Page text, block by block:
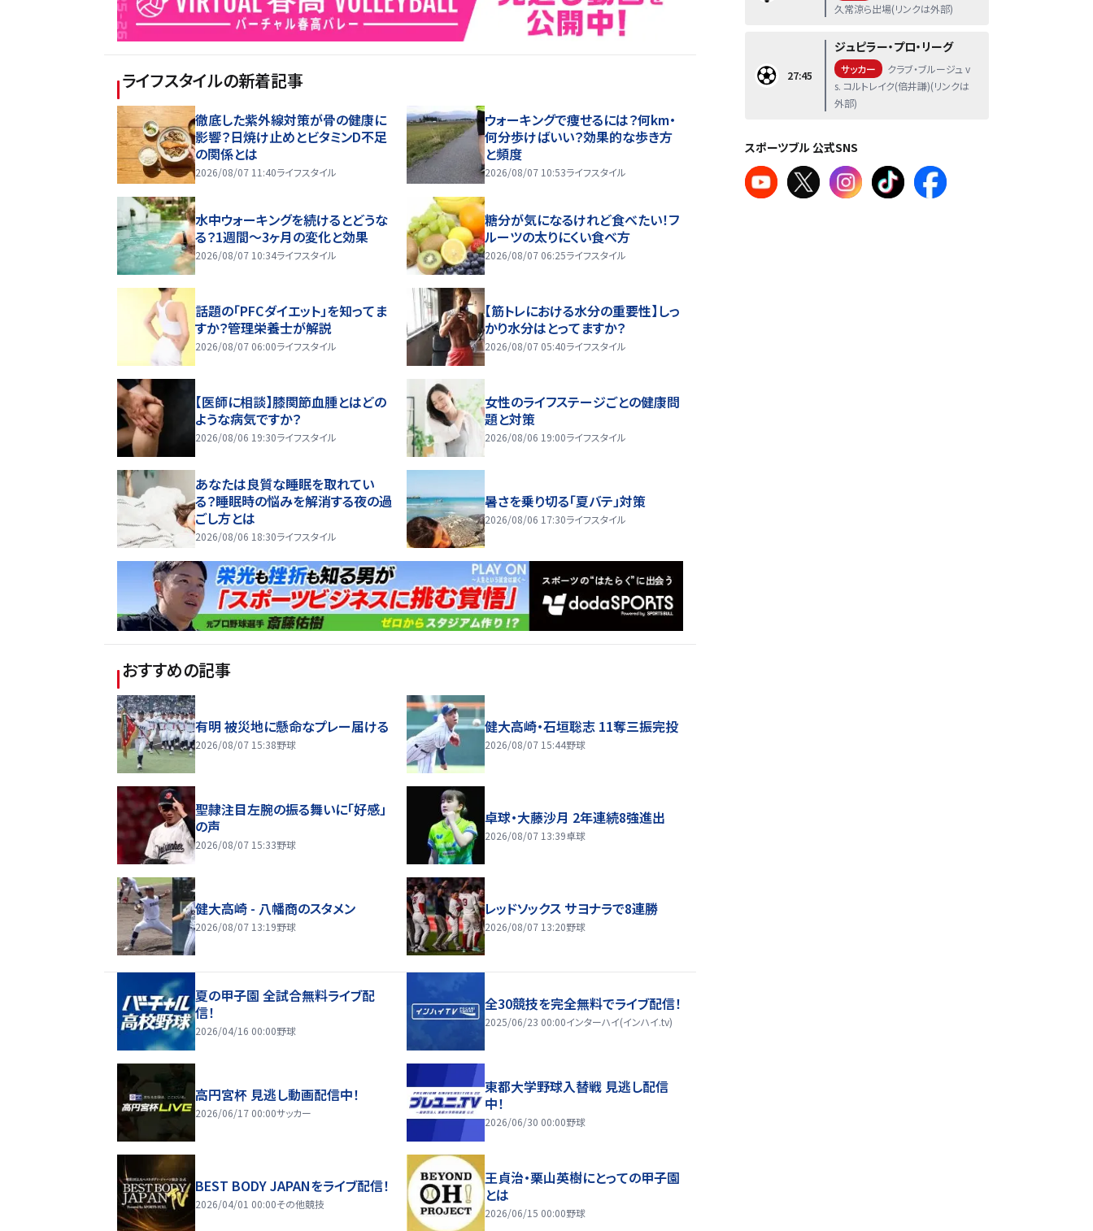
ライフスタイルの新着記事
徹底した紫外線対策が骨の健康に
影響？日焼け止めとビタミンD不足
の関係とは
2026/08/07 11:40ライフスタイル
ウォーキングで痩せるには？何km・
何分歩けばいい？効果的な歩き方
と頻度
2026/08/07 10:53ライフスタイル
水中ウォーキングを続けるとどうな
る？1週間～3ヶ月の変化と効果
2026/08/07 10:34ライフスタイル
糖分が気になるけれど食べたい！フ
ルーツの太りにくい食べ方
2026/08/07 06:25ライフスタイル
話題の「PFCダイエット」を知ってま
すか？管理栄養士が解説
2026/08/07 06:00ライフスタイル
【筋トレにおける水分の重要性】しっ
かり水分はとってますか？
2026/08/07 05:40ライフスタイル
【医師に相談】膝関節血腫とはどの
ような病気ですか？
2026/08/06 19:30ライフスタイル
女性のライフステージごとの健康問
題と対策
2026/08/06 19:00ライフスタイル
あなたは良質な睡眠を取れてい
る？睡眠時の悩みを解消する夜の過
ごし方とは
2026/08/06 18:30ライフスタイル
暑さを乗り切る「夏バテ」対策
2026/08/06 17:30ライフスタイル
おすすめの記事
有明 被災地に懸命なプレー届ける
2026/08/07 15:38野球
健大高崎・石垣聡志 11奪三振完投
2026/08/07 15:44野球
聖隷注目左腕の振る舞いに「好感」
の声
2026/08/07 15:33野球
卓球・大藤沙月 2年連続8強進出
2026/08/07 13:39卓球
健大高崎 - 八幡商のスタメン
2026/08/07 13:19野球
レッドソックス サヨナラで8連勝
2026/08/07 13:20野球
夏の甲子園 全試合無料ライブ配
信！
2026/04/16 00:00野球
全30競技を完全無料でライブ配信！
2025/06/23 00:00インターハイ(インハイ.tv)
高円宮杯 見逃し動画配信中！
2026/06/17 00:00サッカー
東都大学野球入替戦 見逃し配信
中！
2026/06/30 00:00野球
BEST BODY JAPANをライブ配信！
2026/04/01 00:00その他競技
王貞治・栗山英樹にとっての甲子園
とは
2026/06/15 00:00野球
久常涼ら出場(リンクは外部)
27:45
ジュピラー・プロ・リーグ
サッカー
クラブ・ブルージュ v
s. コルトレイク(倍井謙)(リンクは
外部)
スポーツブル 公式SNS